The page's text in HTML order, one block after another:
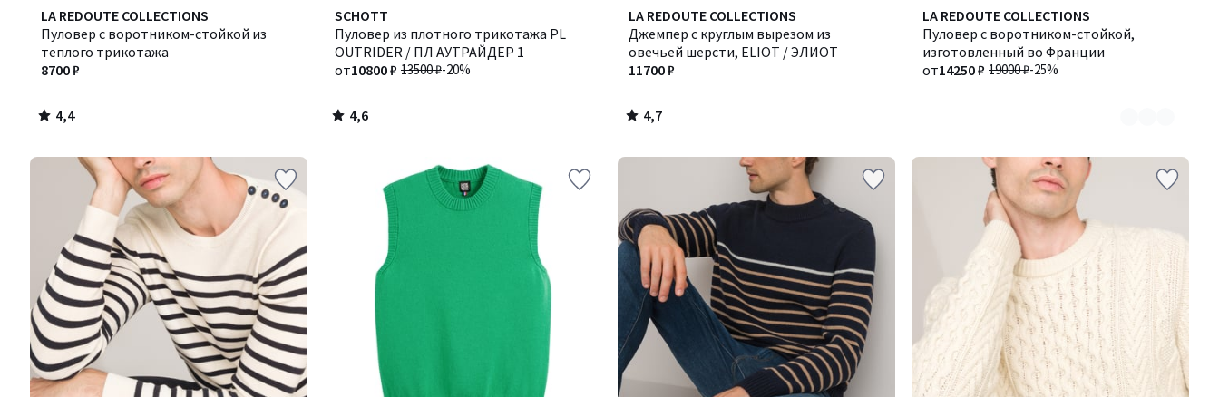
LA REDOUTE COLLECTIONS
Пуловер с воротником-стойкой из
теплого трикотажа
8700 ₽
4,4
/ 5
4,4
/
SCHOTT
Пуловер из плотного трикотажа PL
OUTRIDER / ПЛ АУТРАЙДЕР 1
13500 ₽-20%
от10800 ₽
4,6
/ 5
4,6
/
LA REDOUTE COLLECTIONS
Джемпер с круглым вырезом из
овечьей шерсти, ELIOT / ЭЛИОТ
11700 ₽
4,7
/ 5
4,7
/
LA REDOUTE COLLECTIONS
Пуловер с воротником-стойкой,
изготовленный во Франции
19000 ₽-25%
от14250 ₽
Количество
цветов:
7